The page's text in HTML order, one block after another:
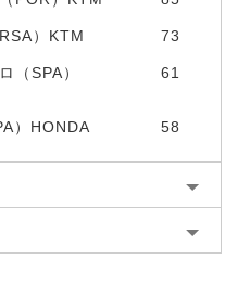
）KTM 73
（SPA）
61
）HONDA 58